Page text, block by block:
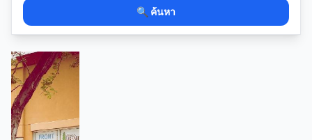
🔍 ค้นหา